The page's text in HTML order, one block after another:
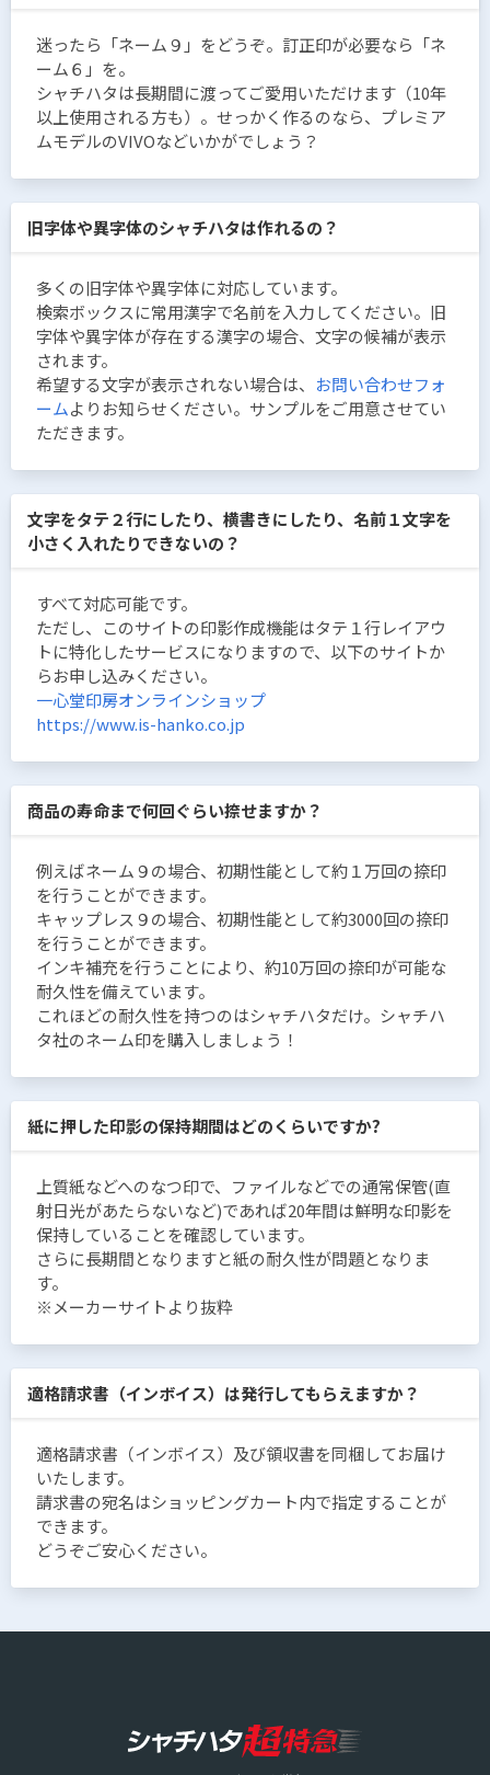
迷ったら「ネーム９」をどうぞ。訂正印が必要なら「ネ
ーム６」を。
シャチハタは長期間に渡ってご愛用いただけます（10年
以上使用される方も）。せっかく作るのなら、プレミア
ムモデルのVIVOなどいかがでしょう？
旧字体や異字体のシャチハタは作れるの？
多くの旧字体や異字体に対応しています。
検索ボックスに常用漢字で名前を入力してください。旧
字体や異字体が存在する漢字の場合、文字の候補が表示
されます。
希望する文字が表示されない場合は、 お問い合わせフォ
ームよりお知らせください。サンプルをご用意させてい
ただきます。
文字をタテ２行にしたり、横書きにしたり、名前１文字を
小さく入れたりできないの？
すべて対応可能です。
ただし、このサイトの印影作成機能はタテ１行レイアウ
トに特化したサービスになりますので、以下のサイトか
らお申し込みください。
一心堂印房オンラインショップ
https://www.is-hanko.co.jp
商品の寿命まで何回ぐらい捺せますか？
例えばネーム９の場合、初期性能として約１万回の捺印
を行うことができます。
キャップレス９の場合、初期性能として約3000回の捺印
を行うことができます。
インキ補充を行うことにより、約10万回の捺印が可能な
耐久性を備えています。
これほどの耐久性を持つのはシャチハタだけ。シャチハ
タ社のネーム印を購入しましょう！
紙に押した印影の保持期間はどのくらいですか?
上質紙などへのなつ印で、ファイルなどでの通常保管(直
射日光があたらないなど)であれば20年間は鮮明な印影を
保持していることを確認しています。
さらに長期間となりますと紙の耐久性が問題となりま
す。
※メーカーサイトより抜粋
適格請求書（インボイス）は発行してもらえますか？
適格請求書（インボイス）及び領収書を同梱してお届け
いたします。
請求書の宛名はショッピングカート内で指定することが
できます。
どうぞご安心ください。